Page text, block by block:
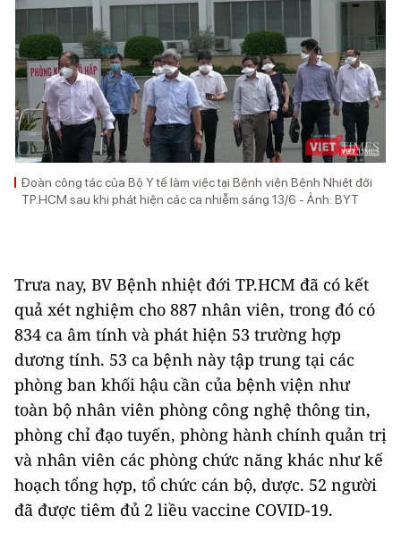
Đoàn công tác của Bộ Y tế làm việc tại Bệnh viện Bệnh Nhiệt đới
TP.HCM sau khi phát hiện các ca nhiễm sáng 13/6 - Ảnh: BYT
Trưa nay, BV Bệnh nhiệt đới TP.HCM đã có kết
quả xét nghiệm cho 887 nhân viên, trong đó có
834 ca âm tính và phát hiện 53 trường hợp
dương tính. 53 ca bệnh này tập trung tại các
phòng ban khối hậu cần của bệnh viện như
toàn bộ nhân viên phòng công nghệ thông tin,
phòng chỉ đạo tuyến, phòng hành chính quản trị
và nhân viên các phòng chức năng khác như kế
hoạch tổng hợp, tổ chức cán bộ, dược. 52 người
đã được tiêm đủ 2 liều vaccine COVID-19.